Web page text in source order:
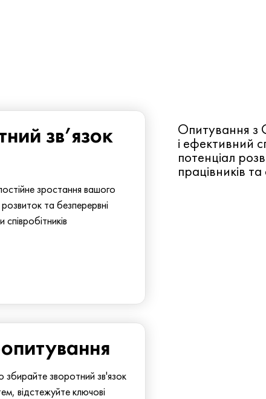
зв’язок
зростання вашого
та безперервні
співробітників
Опитування з
і ефективний
потенціал
працівників та
збирайте зворотний зв'язок
відстежуйте ключові